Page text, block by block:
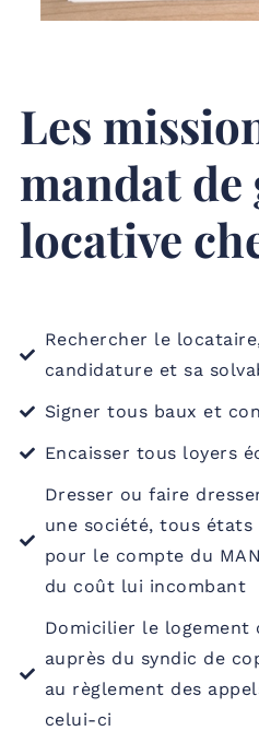
Les
mandat de
locative
Rechercher le
candidature et sa
Signer tous baux et
Encaisser tous loyers
Dresser ou faire
une société, tous
pour le compte du
du coût lui incombant
Domicilier le logement
auprès du syndic de
au règlement des
celui-ci